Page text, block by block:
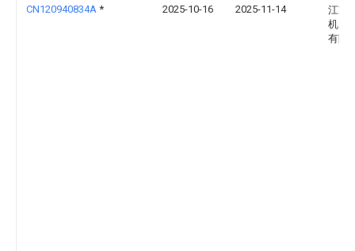
CN120940834A * 2025-10-16 2025-11-14
江苏
机电
有限